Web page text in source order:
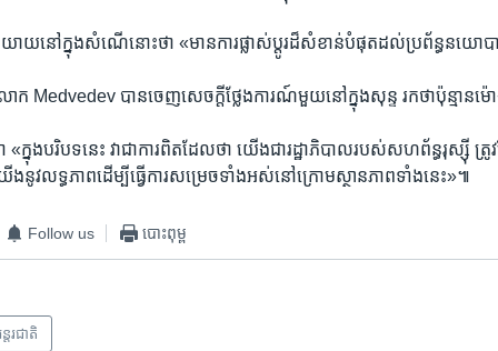
ាយ​នៅ​ក្នុង​សំណើ​នោះ​ថា «មាន​ការផ្លាស់ប្តូរ​ដ៏​សំខាន់​បំផុត​ដល់​ប្រព័ន្ធ​នយោ
លោក Medvedev បាន​ចេញ​សេចក្តី​ថ្លែងការណ៍​មួយ​នៅ​ក្នុង​សុន្ទ រក​ថា​ប៉ុន្មាន​ម៉
នុង​បរិបទ​នេះ វា​ជា​ការពិត​ដែល​ថា ​យើង​ជា​រដ្ឋាភិបាល​របស់​សហព័ន្ធ​រុស្ស៊ី ​ត្រូវ
នូវ​លទ្ធភាព​ដើម្បី​ធ្វើ​ការ​សម្រេច​ទាំងអស់នៅ​ក្រោម​ស្ថានភាព​ទាំង​នេះ»៕
Follow us បោះពុម្ព
តរជាតិ